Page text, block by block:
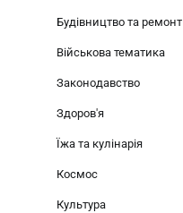
Будівництво та ремонт
Військова тематика
Законодавство
Здоров'я
Їжа та кулінарія
Космос
Культура